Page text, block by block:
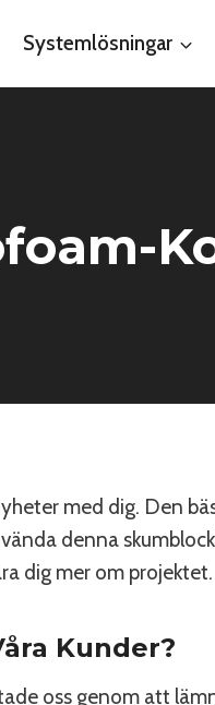
Systemlösningar
med dig. Den
denna
dig mer om projektet.
Kunder?
oss genom att